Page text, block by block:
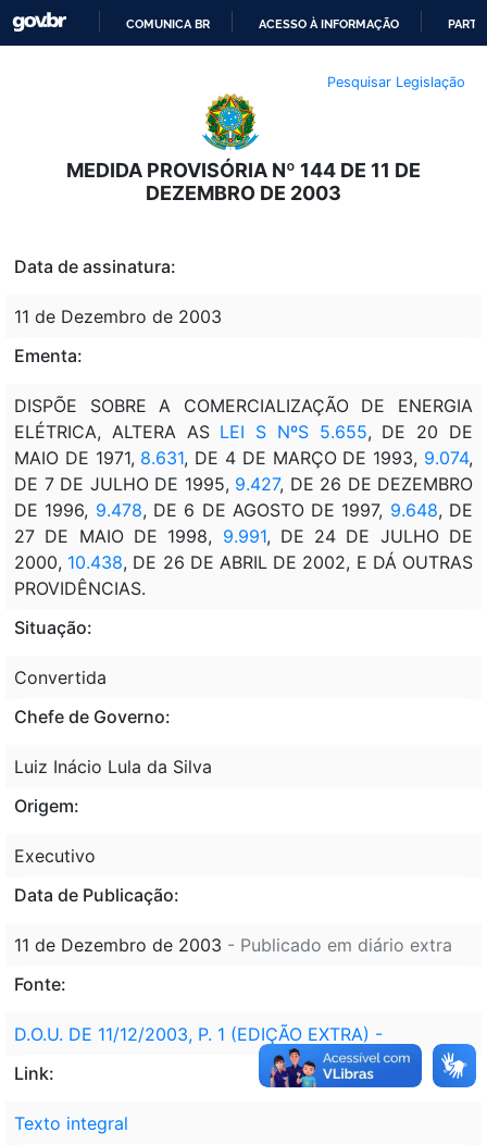
O
CONTEÚDO
COMUNICA BR ACESSO À INFORMAÇÃO
Pesquisar Legislação
MEDIDA PROVISÓRIA Nº 144 DE 11 DE
DEZEMBRO DE 2003
Data de assinatura:
11 de Dezembro de 2003
Ementa:
DISPÕE SOBRE A COMERCIALIZAÇÃO DE ENERGIA
ELÉTRICA, ALTERA AS LEI S NºS 5.655, DE 20 DE
MAIO DE 1971, 8.631, DE 4 DE MARÇO DE 1993, 9.074,
DE 7 DE JULHO DE 1995, 9.427, DE 26 DE DEZEMBRO
DE 1996, 9.478, DE 6 DE AGOSTO DE 1997, 9.648, DE
27 DE MAIO DE 1998, 9.991, DE 24 DE JULHO DE
2000, 10.438, DE 26 DE ABRIL DE 2002, E DÁ OUTRAS
PROVIDÊNCIAS.
Situação:
Convertida
Chefe de Governo:
Luiz Inácio Lula da Silva
Origem:
Executivo
Data de Publicação:
11 de Dezembro de 2003 - Publicado em diário extra
Fonte:
D.O.U. DE 11/12/2003, P. 1 (EDIÇÃO EXTRA) -
Link:
Texto integral